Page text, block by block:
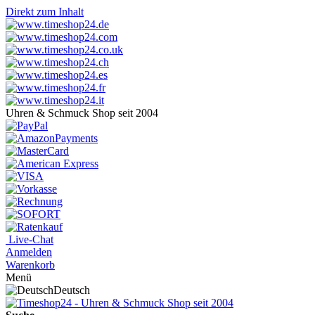
Direkt zum Inhalt
Uhren & Schmuck Shop seit 2004
Live-Chat
Anmelden
Warenkorb
Menü
Deutsch